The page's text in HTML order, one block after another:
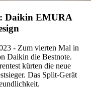
Daikin EMURA
- Zum vierten Mal in
Daikin die Bestnote.
kürten die neue
Das Split-Gerät